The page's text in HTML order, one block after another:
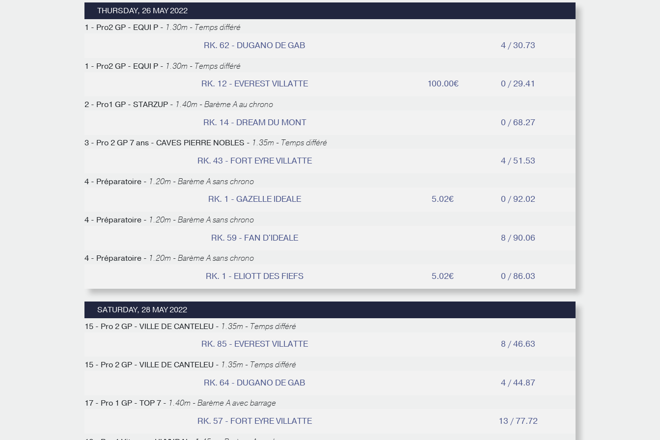
THURSDAY, 26 MAY 2022
1 - Pro2 GP - EQUI P - 1.30m - Temps différé
RK. 62 - DUGANO DE GAB 4 / 30.73
1 - Pro2 GP - EQUI P - 1.30m - Temps différé
RK. 12 - EVEREST VILLATTE 100.00€ 0 / 29.41
2 - Pro1 GP - STARZUP - 1.40m - Barème A au chrono
RK. 14 - DREAM DU MONT 0 / 68.27
3 - Pro 2 GP 7 ans - CAVES PIERRE NOBLES - 1.35m - Temps différé
RK. 43 - FORT EYRE VILLATTE 4 / 51.53
4 - Préparatoire - 1.20m - Barème A sans chrono
RK. 1 - GAZELLE IDEALE 5.02€ 0 / 92.02
4 - Préparatoire - 1.20m - Barème A sans chrono
RK. 59 - FAN D'IDEALE 8 / 90.06
4 - Préparatoire - 1.20m - Barème A sans chrono
RK. 1 - ELIOTT DES FIEFS 5.02€ 0 / 86.03
SATURDAY, 28 MAY 2022
15 - Pro 2 GP - VILLE DE CANTELEU - 1.35m - Temps différé
RK. 85 - EVEREST VILLATTE 8 / 46.63
15 - Pro 2 GP - VILLE DE CANTELEU - 1.35m - Temps différé
RK. 64 - DUGANO DE GAB 4 / 44.87
17 - Pro 1 GP - TOP 7 - 1.40m - Barème A avec barrage
RK. 57 - FORT EYRE VILLATTE 13 / 77.72